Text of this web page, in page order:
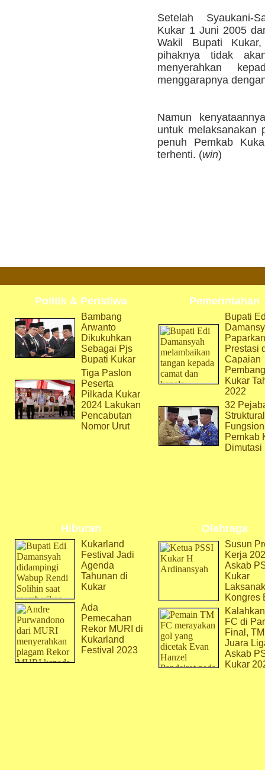
Setelah Syaukani-
Kukar 1 Juni 2005
Wakil Bupati
pihaknya tidak
menyerahkan
menggarapnya
Namun
untuk melaksanakan
penuh Pemkab
terhenti. (win)
Politik & Peristiwa Pemerintahan
Bambang
Arwanto
Dikukuhkan
Sebagai Pjs
Bupati Kukar
Tiga Paslon
Peserta
Pilkada Kukar
2024 Lakukan
Pencabutan
Nomor Urut
Bupati
Paparkan
Prestasi
Capaian
Kukar
2022
32
Pemkab
Dimutasi
Hiburan Olahraga
Kukarland
Festival Jadi
Agenda
Tahunan di
Kukar
Ada
Pemecahan
Rekor MURI di
Kukarland
Festival 2023
Susun
Kerja
Askab
Kukar
Kongres
FC di
Final,
Juara
Askab
Kukar